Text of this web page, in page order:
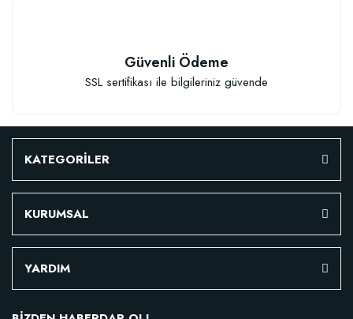
Güvenli Ödeme
SSL sertifikası ile bilgileriniz güvende
KATEGORİLER
KURUMSAL
YARDIM